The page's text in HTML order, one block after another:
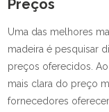
Preços
Uma das melhores
madeira é pesquisar
preços oferecidos.
mais clara do preço
fornecedores